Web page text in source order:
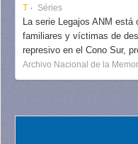
T Séries
La serie Legajos ANM
familiares y víctimas de
represivo en el Cono Sur,
Archivo Nacional de la